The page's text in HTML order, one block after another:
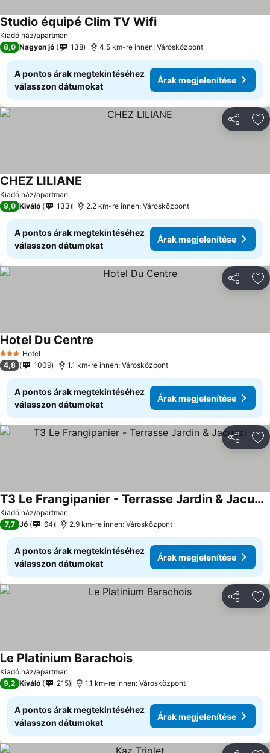
Kiadó ház/apartman
Studio équipé Clim TV WifiÁrak megjelenítése
8,0 Nagyon jó 138 4.5 km-re innen: Városközpont
A pontos árak megtekintéséhez
válasszon dátumokat
Árak megjelenítése
Kiadó ház/apartman
CHEZ LILIANE
9,0 Kiváló 133 2.2 km-re innen: Városközpont
A pontos árak megtekintéséhez
válasszon dátumokat
Árak megjelenítése
3 Kategória
Hotel
Hotel Du Centre
4,8 1009 1.1 km-re innen: Városközpont
A pontos árak megtekintéséhez
válasszon dátumokat
Árak megjelenítése
Kiadó ház/apartman
T3 Le Frangipanier - Terrasse Jardin & Jacuzzi
Árak megjelenítése
7,7 Jó 64 2.9 km-re innen: Városközpont
A pontos árak megtekintéséhez
válasszon dátumokat
Árak megjelenítése
Kiadó ház/apartman
Le Platinium BarachoisÁrak megjelenítése
9,2 Kiváló 215 1.1 km-re innen: Városközpont
A pontos árak megtekintéséhez
válasszon dátumokat
Árak megjelenítése